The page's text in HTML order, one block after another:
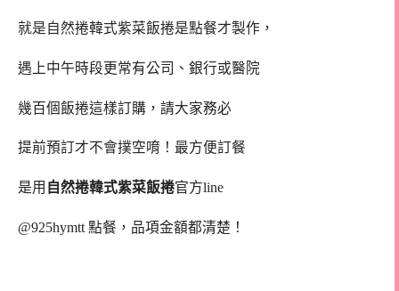
就是自然捲韓式紫菜飯捲是點餐才製作，
遇上中午時段更常有公司、銀行或醫院
幾百個飯捲這樣訂購，請大家務必
提前預訂才不會撲空唷！最方便訂餐
是用 自然捲韓式紫菜飯捲官方line
@925hymtt 點餐，品項金額都清楚！